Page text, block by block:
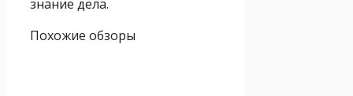
знание дела.
Похожие обзоры